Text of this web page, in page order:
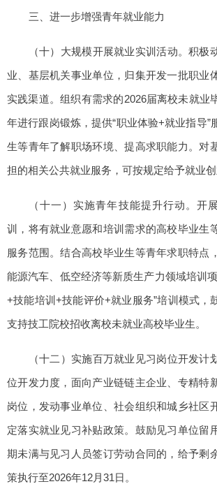
三、进一步增强青年就业能力
（十）大规模开展就业实训活动。积极
业、基层机关事业单位，归集开发一批职业
实践渠道。组织有需求的2026届离校未就业
年进行跟岗锻炼，提供“职业体验+就业指导”
生等青年了解职场环境、提高求职能力。对
担的相关公共就业服务，可按规定给予就业创
（十一）实施青年技能提升行动。开
训，将有就业意愿和培训需求的高校毕业生
服务范围。结合高校毕业生等青年求职特点
能源汽车、低空经济等新质生产力领域培训
+技能培训+技能评价+就业服务”培训模式，
支持技工院校招收离校未就业高校毕业生。
（十二）实施百万就业见习岗位开发计
位开发力度，面向产业链链主企业、专精特
岗位，发动事业单位、社会组织和城乡社区
定落实就业见习补贴政策。鼓励见习单位留
期未满与见习人员签订劳动合同的，给予剩
策执行至2026年12月31日。